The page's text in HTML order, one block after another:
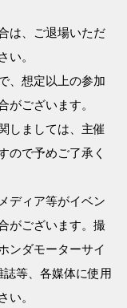
は、ご退場いただ
い。
、想定以上の参加
がございます。
しましては、主催
ので予めご了承く
ディア等がイベン
がございます。撮
ンダモーターサイ
等、各媒体に使用
い。